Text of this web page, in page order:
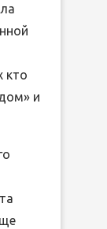
кто
и